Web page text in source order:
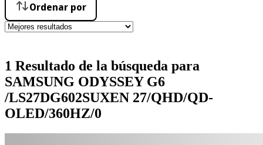
1 Resultado de la búsqueda para
SAMSUNG ODYSSEY G6
/LS27DG602SUXEN 27/QHD/QD-
OLED/360HZ/0
Ordenar por